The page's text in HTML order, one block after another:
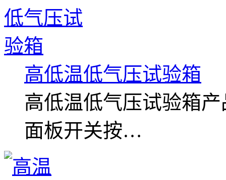
高低温低气压试验箱
高低温低气压试验箱
面板开关按…